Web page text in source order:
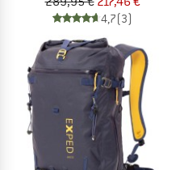
4,7(3)